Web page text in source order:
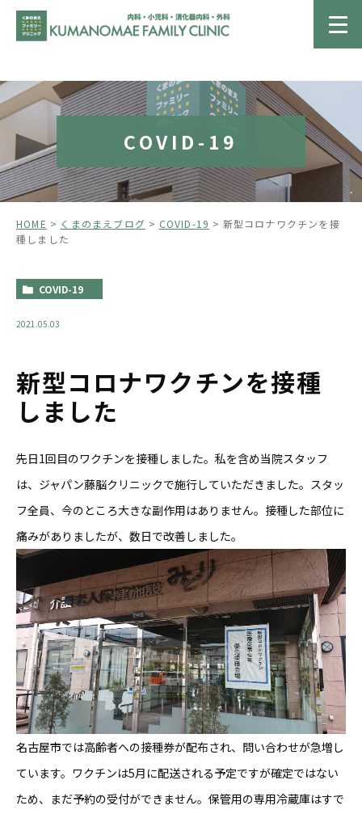
COVID-19
HOME くまのまえブログ COVID-19
新型コロナワクチンを接
種しました
COVID-19
2021.05.03
新型コロナワクチンを接種
しました
先日1回目のワクチンを接種しました。私を含め当院スタッフ
は、ジャパン藤脳クリニックで施行していただきました。スタッ
フ全員、今のところ大きな副作用はありません。接種した部位に
痛みがありましたが、数日で改善しました。
名古屋市では高齢者への接種券が配布され、問い合わせが急増し
ています。ワクチンは5月に配送される予定ですが確定ではない
ため、まだ予約の受付ができません。保管用の専用冷蔵庫はすで